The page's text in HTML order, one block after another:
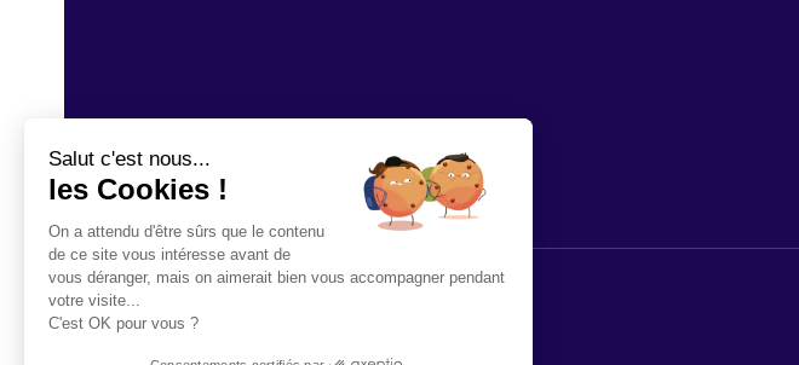
Copyright © Zenride 2026
Salut c'est nous...
les Cookies !
On a attendu d'être sûrs que le contenu
de ce site vous intéresse avant de
vous déranger, mais on aimerait bien vous accompagner pendant
votre visite...
C'est OK pour vous ?